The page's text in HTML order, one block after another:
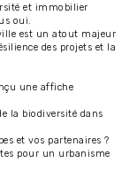
et immobilier
oui.
est un atout majeur
des projets et la
une affiche
la biodiversité dans
et vos partenaires ?
pour un urbanisme